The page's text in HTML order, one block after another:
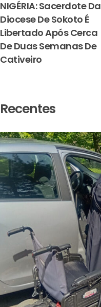
NIGÉRIA: Sacerdote Da
Diocese De Sokoto É
Libertado Após Cerca
De Duas Semanas De
Cativeiro
Recentes